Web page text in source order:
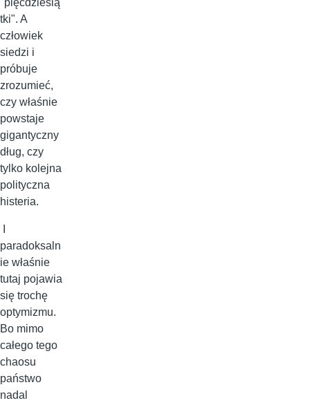
"pięćdziesią
tki". A
człowiek
siedzi i
próbuje
zrozumieć,
czy właśnie
powstaje
gigantyczny
dług, czy
tylko kolejna
polityczna
histeria.
paradoksaln
ie właśnie
tutaj pojawia
się trochę
optymizmu.
Bo mimo
całego tego
chaosu
państwo
nadal